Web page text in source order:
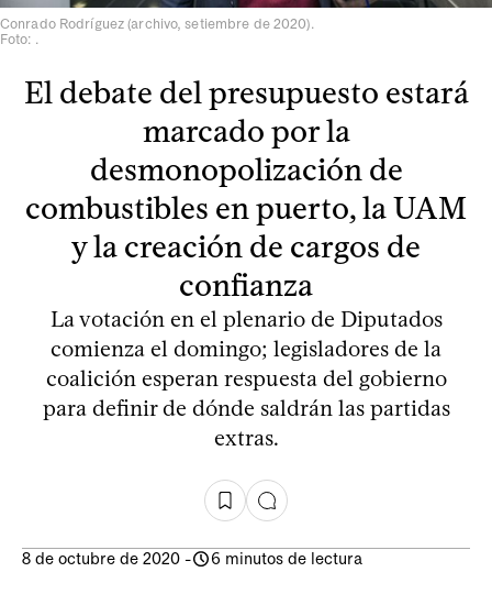
Conrado Rodríguez (archivo, setiembre de 2020).
Foto: .
El debate del presupuesto estará
marcado por la
desmonopolización de
combustibles en puerto, la UAM
y la creación de cargos de
confianza
La votación en el plenario de Diputados
comienza el domingo; legisladores de la
coalición esperan respuesta del gobierno
para definir de dónde saldrán las partidas
extras.
8 de octubre de 2020 - 6 minutos de lectura